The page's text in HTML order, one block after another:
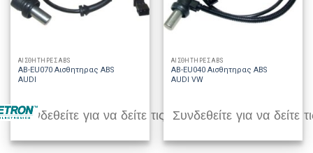
ΑΙΣΘΗΤΗΡΕΣ ABS
AB-EU070 Αισθητηρας ABS
AUDI
Συνδεθείτε για να δείτε τις τιμές
ΑΙΣΘΗΤΗΡΕΣ ABS
AB-EU040 Αισθητηρας ABS
AUDI VW
Συνδεθείτε για να δείτε